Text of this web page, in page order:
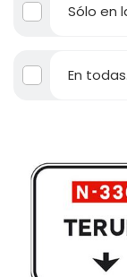
Sólo en
En todas.